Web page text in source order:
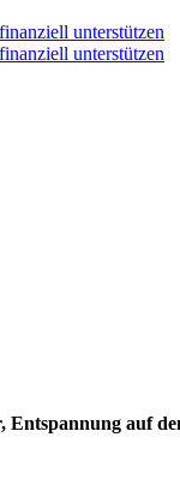
unterstützen
unterstützen
auf